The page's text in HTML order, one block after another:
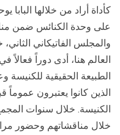
كأداة أراد من خلالها
على وحدة الكنائس ضمن
والمجلس الفاتيكاني
العالم هنا، أدى دوراً
الطبيعة الحقيقية للكنيسة
الذين كانوا يعتبرون عموماً
الكنيسة. خلال سنوات
خلال مناقشاتهم وحضور